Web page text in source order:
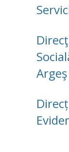
Argeş